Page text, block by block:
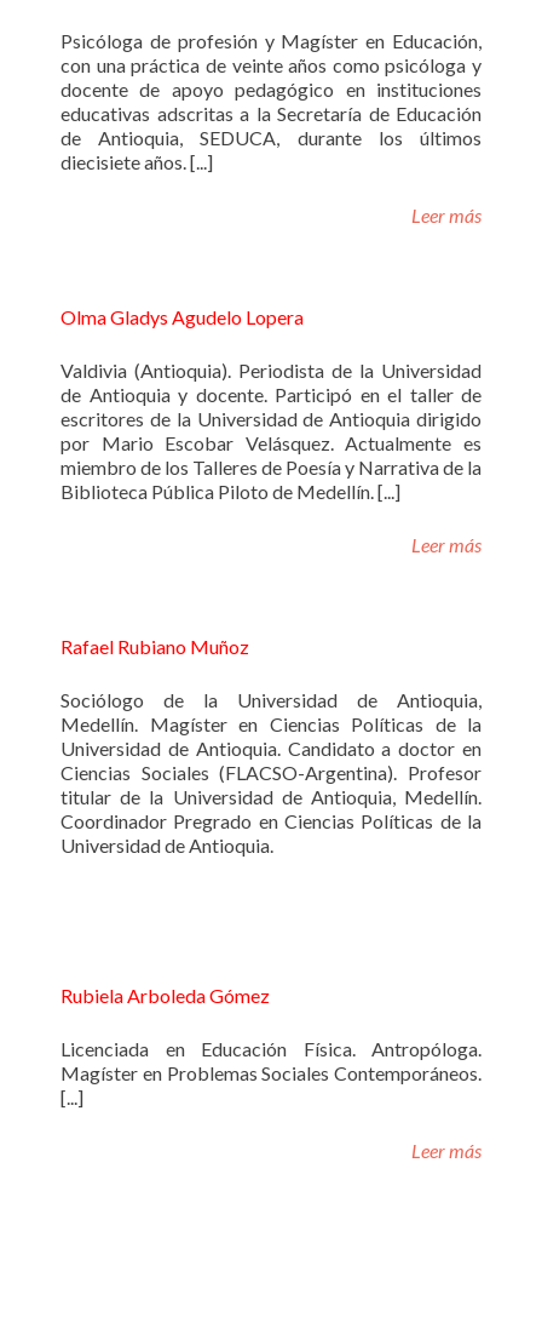
Psicóloga de profesión y Magíster en Educación,
con una práctica de veinte años como psicóloga y
docente de apoyo pedagógico en instituciones
educativas adscritas a la Secretaría de Educación
de Antioquia, SEDUCA, durante los últimos
diecisiete años. [...]
Leer más
Olma Gladys Agudelo Lopera
Valdivia (Antioquia). Periodista de la Universidad
de Antioquia y docente. Participó en el taller de
escritores de la Universidad de Antioquia dirigido
por Mario Escobar Velásquez. Actualmente es
miembro de los Talleres de Poesía y Narrativa de la
Biblioteca Pública Piloto de Medellín. [...]
Leer más
Rafael Rubiano Muñoz
Sociólogo de la Universidad de Antioquia,
Medellín. Magíster en Ciencias Políticas de la
Universidad de Antioquia. Candidato a doctor en
Ciencias Sociales (FLACSO-Argentina). Profesor
titular de la Universidad de Antioquia, Medellín.
Coordinador Pregrado en Ciencias Políticas de la
Universidad de Antioquia.
Rubiela Arboleda Gómez
Licenciada en Educación Física. Antropóloga.
Magíster en Problemas Sociales Contemporáneos.
[...]
Leer más